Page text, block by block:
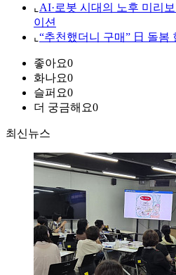
⌞ AI·로봇 시대의 노후 미리
이션
⌞ “추천했더니 구매” 日 돌봄
좋아요0
화나요0
슬퍼요0
더 궁금해요0
최신뉴스